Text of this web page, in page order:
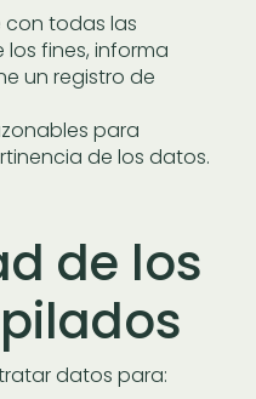
con todas las
fines, informa
un registro de
para
de los datos.
de los
datos para: